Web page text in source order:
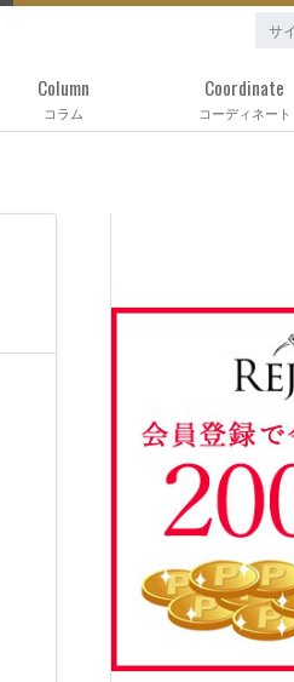
コラム
Column
コーディネート
Coordinate